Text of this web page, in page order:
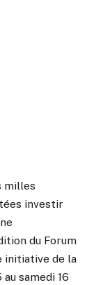
milles
investir
du Forum
initiative de la
samedi 16